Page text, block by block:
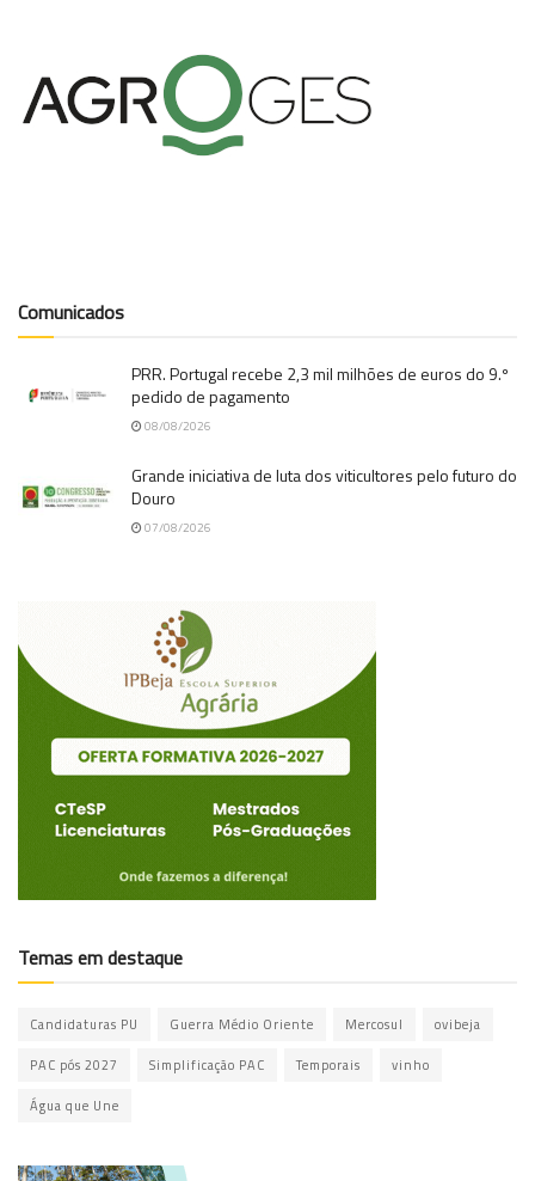
Comunicados
PRR. Portugal recebe 2,3 mil milhões de euros do 9.º
pedido de pagamento
08/08/2026
Grande iniciativa de luta dos viticultores pelo futuro do
Douro
07/08/2026
Temas em destaque
Candidaturas PU Guerra Médio Oriente Mercosul ovibeja
PAC pós 2027 Simplificação PAC Temporais vinho
Água que Une